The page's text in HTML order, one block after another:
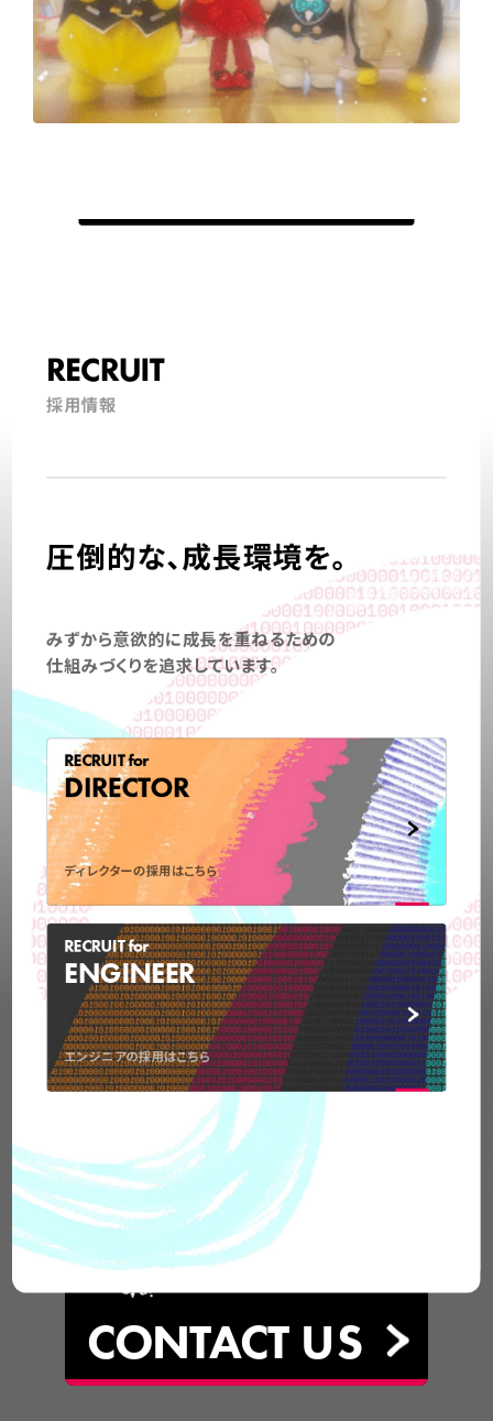
RECRUIT
採用情報
圧倒的な、成長環境を。
みずから意欲的に成長を重ねるための
仕組みづくりを追求しています。
RECRUIT for
DIRECTOR
ディレクターの採用はこちら
RECRUIT for
ENGINEER
エンジニアの採用はこちら
CONTACTUS
弊社の事業についてや、
取材のお問い合わせなど
お気軽に